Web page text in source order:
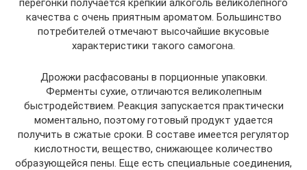
перегонки получается крепкий алкоголь великолепного
качества с очень приятным ароматом. Большинство
потребителей отмечают высочайшие вкусовые
характеристики такого самогона.
Дрожжи расфасованы в порционные упаковки.
Ферменты сухие, отличаются великолепным
быстродействием. Реакция запускается практически
моментально, поэтому готовый продукт удается
получить в сжатые сроки. В составе имеется регулятор
кислотности, вещество, снижающее количество
образующейся пены. Еще есть специальные соединения,